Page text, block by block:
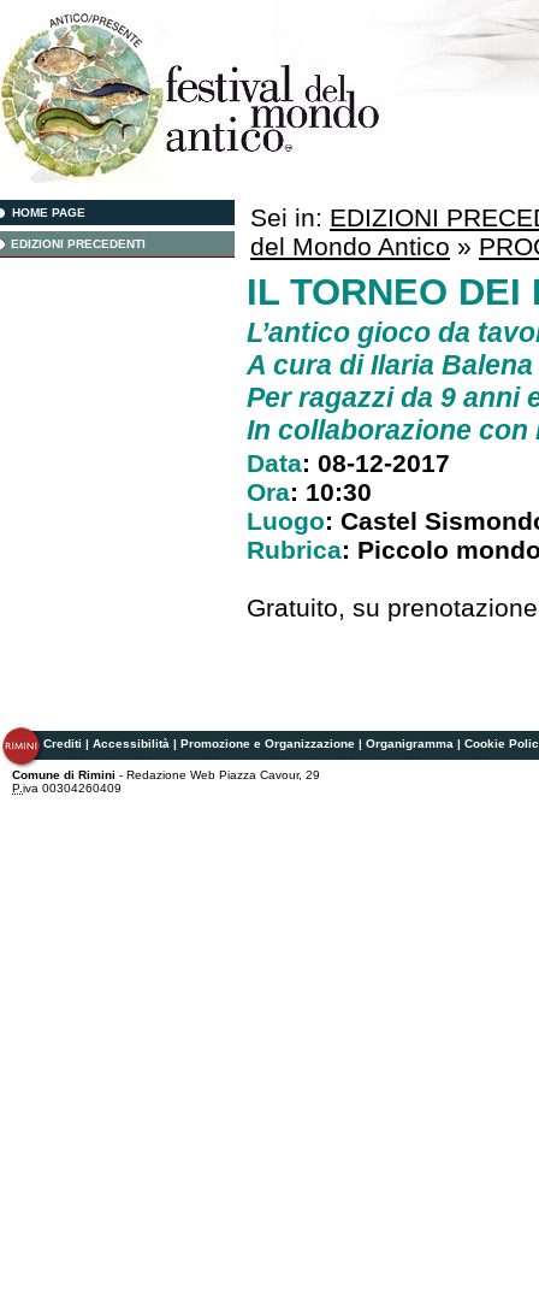
HOME PAGE
EDIZIONI PRECEDENTI
Sei in: EDIZIONI
del Mondo Antico »
IL TORNEO DEI
L’antico gioco da
A cura diIlaria Balena
Per ragazzi da 9 anni
In collaborazione con
Data: 08-12-2017
Ora: 10:30
Luogo: Castel
Rubrica: Piccolo
Gratuito, su prenotazione
Crediti|Accessibilità|Promozione e Organizzazione|Organigramma|Cookie
Comune di Rimini - Redazione Web Piazza Cavour, 29
P.iva 00304260409